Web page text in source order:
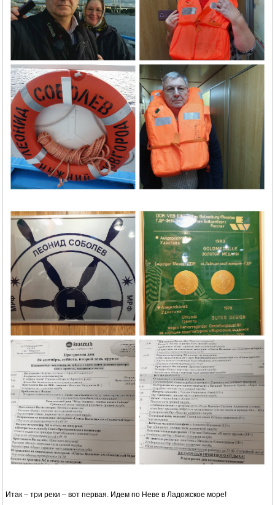
Итак – три реки – вот первая. Идем по Неве в Ладожское море!